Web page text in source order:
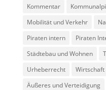
Kommentar
Mobilität und Verkehr
Piraten intern
Piraten
Städtebau und Wohnen
Urheberrecht
Wirtschaft
Äußeres und Verteidigung